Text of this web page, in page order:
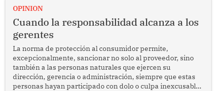
enfrenta desafíos en materia de desarrollo, cohesión
OPINION
Cuando la responsabilidad alcanza a los
gerentes
La norma de protección al consumidor permite,
excepcionalmente, sancionar no solo al proveedor, sino
también a las personas naturales que ejercen su
dirección, gerencia o administración, siempre que estas
personas hayan participado con dolo o culpa inexcusable